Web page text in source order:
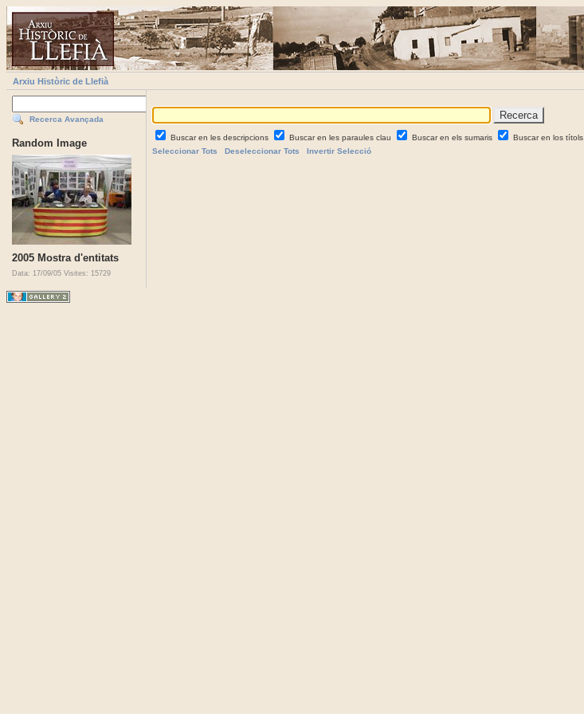
Arxiu Històric de Llefià
Recerca Avançada
Random Image
2005 Mostra d'entitats
Data: 17/09/05 Visites: 15729
Buscar en les descripcions Buscar en les paraules clau Buscar en els sumaris Buscar en los títols
Seleccionar Tots
Deseleccionar Tots Invertir Selecció